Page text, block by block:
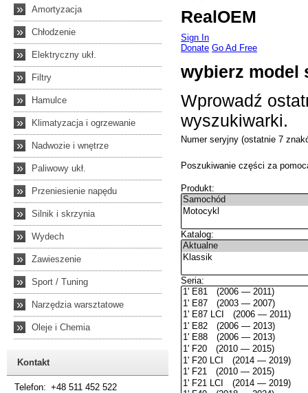
» Amortyzacja
» Chłodzenie
» Elektryczny ukł.
» Filtry
» Hamulce
» Klimatyzacja i ogrzewanie
» Nadwozie i wnętrze
» Paliwowy ukł.
» Przeniesienie napędu
» Silnik i skrzynia
» Wydech
» Zawieszenie
» Sport / Tuning
» Narzędzia warsztatowe
» Oleje i Chemia
Kontakt
Telefon: +48 511 452 522